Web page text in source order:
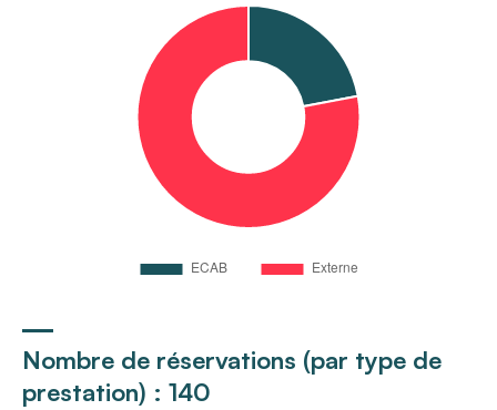
Nombre de réservations (par type de
prestation) : 140